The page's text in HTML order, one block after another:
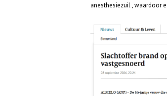
anesthesiezuil , waardoor